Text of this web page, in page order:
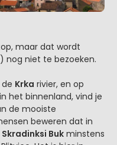
maar dat wordt
nog niet te bezoeken.
Krka rivier, en op
het binnenland, vind je
de mooiste
beweren dat in
Skradinksi Buk minstens